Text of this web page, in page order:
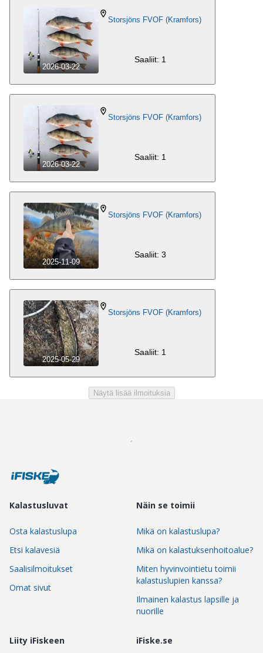
2026-03-22
Storsjöns FVOF (Kramfors)
Saaliit: 1
2026-03-22
Storsjöns FVOF (Kramfors)
Saaliit: 1
2025-11-09
Storsjöns FVOF (Kramfors)
Saaliit: 3
2025-05-29
Storsjöns FVOF (Kramfors)
Saaliit: 1
Näytä lisää ilmoituksia
Kalastusluvat
Osta kalastuslupa
Etsi kalavesiä
Saalisilmoitukset
Omat sivut
Näin se toimii
Mikä on kalastuslupa?
Mikä on kalastuksenhoitoalue?
Miten hyvinvointietu toimii
kalastuslupien kanssa?
Ilmainen kalastus lapsille ja
nuorille
Liity iFiskeen iFiske.se